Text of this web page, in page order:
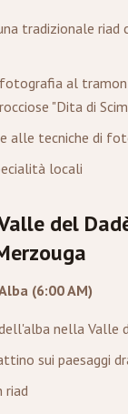
tradizionale riad
fotografia al
"Dita di
alle tecniche di
locali
del
(6:00 AM)
nella Valle
sui paesaggi
riad